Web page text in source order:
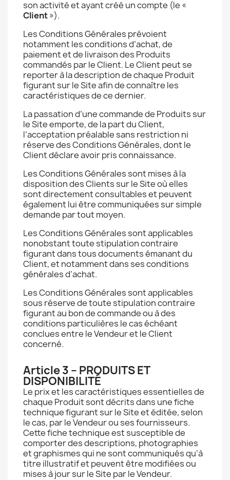
son activité et ayant créé un compte (le «
Client»).
Les Conditions Générales prévoient
notamment les conditions d’achat, de
paiement et de livraison des Produits
commandés par le Client. Le Client peut se
reporter à la description de chaque Produit
figurant sur le Site afin de connaître les
caractéristiques de ce dernier.
La passation d’une commande de Produits sur
le Site emporte, de la part du Client,
l’acceptation préalable sans restriction ni
réserve des Conditions Générales, dont le
Client déclare avoir pris connaissance.
Les Conditions Générales sont mises à la
disposition des Clients sur le Site où elles
sont directement consultables et peuvent
également lui être communiquées sur simple
demande par tout moyen.
Les Conditions Générales sont applicables
nonobstant toute stipulation contraire
figurant dans tous documents émanant du
Client, et notamment dans ses conditions
générales d’achat.
Les Conditions Générales sont applicables
sous réserve de toute stipulation contraire
figurant au bon de commande ou à des
conditions particulières le cas échéant
conclues entre le Vendeur et le Client
concerné.
Article 3 – PRODUITS ET
DISPONIBILITÉ
Le prix et les caractéristiques essentielles de
chaque Produit sont décrits dans une fiche
technique figurant sur le Site et éditée, selon
le cas, par le Vendeur ou ses fournisseurs.
Cette fiche technique est susceptible de
comporter des descriptions, photographies
et graphismes qui ne sont communiqués qu’à
titre illustratif et peuvent être modifiées ou
mises à jour sur le Site par le Vendeur.